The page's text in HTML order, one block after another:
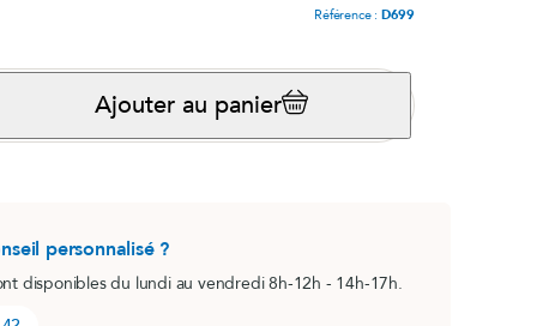
Référence : D699
Ajouter au panier
personnalisé ?
disponibles du lundi au vendredi 8h-12h - 14h-17h.